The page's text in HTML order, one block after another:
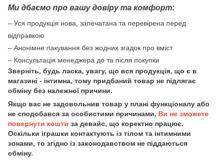
Ми дбаємо про вашу довіру та комфорт:
– Уся продукція нова, запечатана та перевірена перед
відправкою
– Анонімне пакування без жодних згадок про вміст
– Консультація менеджера до та після покупки
Зверніть, будь ласка, увагу, що вся продукція, що є в
магазині - інтимна, тому придбаний товар не підлягає
обміну без належної причини.
Якщо вас не задовольнив товар у плані функціоналу або
не сподобався за особистими причинами, Ви не зможете
повернути кошти за девайс, що коректно працює.
Оскільки іграшки контактують із тілом та інтимними
зонами, то згідно із законодавством не піддаються
обміну.